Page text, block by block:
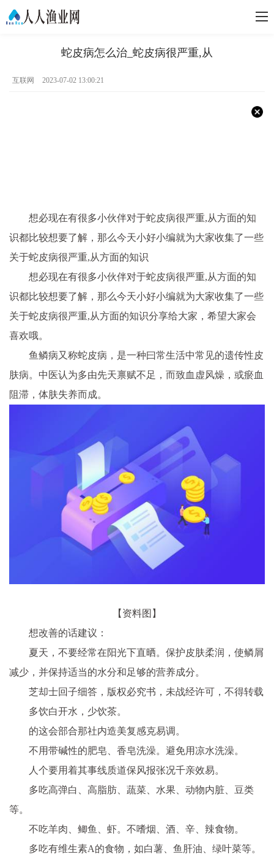
蛇皮病怎么治_蛇皮病很严重,从
互联网 2023-07-02 13:00:21
想必现在有很多小伙伴对于蛇皮病很严重,从方面的知
识都比较想要了解，那么今天小好小编就为大家收集了一些
关于蛇皮病很严重,从方面的知识
想必现在有很多小伙伴对于蛇皮病很严重,从方面的知
识都比较想要了解，那么今天小好小编就为大家收集了一些
关于蛇皮病很严重,从方面的知识分享给大家，希望大家会
喜欢哦。
鱼鳞病又称蛇皮病，是一种曰常生活中常见的遗传性皮
肤病。中医认为多由先天禀赋不足，而致血虚风燥，或瘀血
阻滞，体肤失养而成。
【资料图】
想改善的话建议：
夏天，不要经常在阳光下直晒。保护皮肤柔润，使鳞屑
减少，并保持适当的水分和足够的营养成分。
芝却士回子细答，版权必究书，未战经许可，不得转载
多饮白开水，少饮茶。
的这会部合那社内造美复感克易调。
不用带碱性的肥皂、香皂洗澡。避免用凉水洗澡。
人个要用着其事线质道保风报张况千亲效易。
多吃高弹白、高脂肪、蔬菜、水果、动物内脏、豆类
等。
不吃羊肉、鲫鱼、虾。不嗜烟、酒、辛、辣食物。
多吃有维生素A的食物，如白薯、鱼肝油、绿叶菜等。